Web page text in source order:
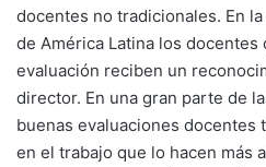
docentes no tradicionales. En
de América Latina los
evaluación reciben un
director. En una gran parte de
buenas evaluaciones docentes
en el trabajo que lo hacen más